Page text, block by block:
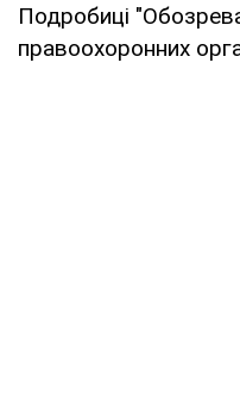
Подробиці
правоохоронних